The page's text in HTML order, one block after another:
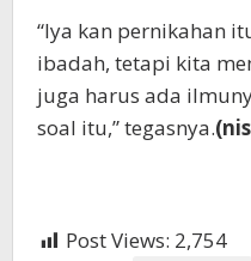
“Iya kan pernikahan
ibadah, tetapi kita
juga harus ada
soal itu,” tegasnya.
Post Views: 2,754